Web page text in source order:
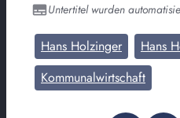
Untertitel wurden
Hans Holzinger
Hans
Kommunalwirtschaft